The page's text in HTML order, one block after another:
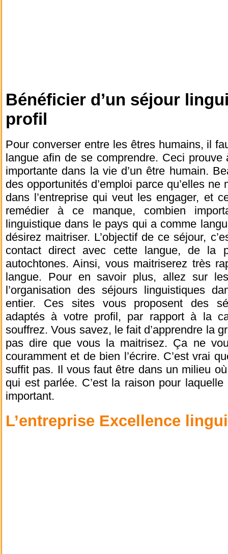
Bénéficier d’un séjour
profil
Pour converser entre les êtres humains, il
langue afin de se comprendre. Ceci
importante dans la vie d’un être humain.
des opportunités d’emploi parce qu’elles
dans l’entreprise qui veut les engager, et
remédier à ce manque, combien
linguistique dans le pays qui a comme
désirez maitriser. L’objectif de ce séjour,
contact direct avec cette langue, de la
autochtones. Ainsi, vous maitriserez très
langue. Pour en savoir plus, allez sur
l’organisation des séjours linguistiques
entier. Ces sites vous proposent des
adaptés à votre profil, par rapport à la
souffrez. Vous savez, le fait d’apprendre la
pas dire que vous la maitrisez. Ça ne
couramment et de bien l’écrire. C’est vrai
suffit pas. Il vous faut être dans un milieu
qui est parlée. C’est la raison pour
important.
L’entreprise Excellence